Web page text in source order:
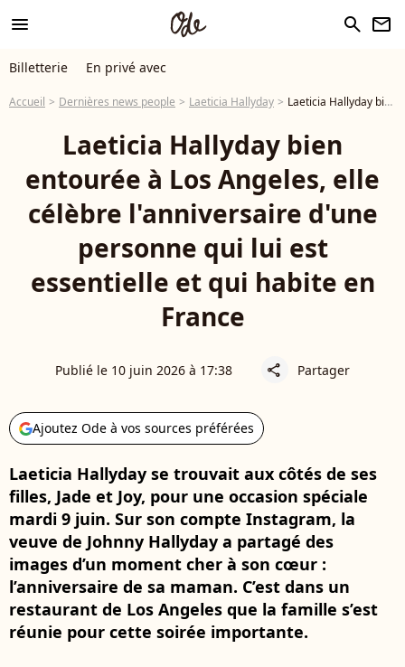
menu search newsletter
Billetterie En privé avec
Accueil Dernières news people Laeticia Hallyday Laeticia Hallyday bien entourée à Los Angeles, elle célèbre l'anniversaire d'une personne qui lui est essentielle et qui habite en France
Laeticia Hallyday bien
entourée à Los Angeles, elle
célèbre l'anniversaire d'une
personne qui lui est
essentielle et qui habite en
France
Publié le 10 juin 2026 à 17:38 share Partager
Ajoutez Ode à vos sources préférées
Laeticia Hallyday se trouvait aux côtés de ses
filles, Jade et Joy, pour une occasion spéciale
mardi 9 juin. Sur son compte Instagram, la
veuve de Johnny Hallyday a partagé des
images d’un moment cher à son cœur :
l’anniversaire de sa maman. C’est dans un
restaurant de Los Angeles que la famille s’est
réunie pour cette soirée importante.